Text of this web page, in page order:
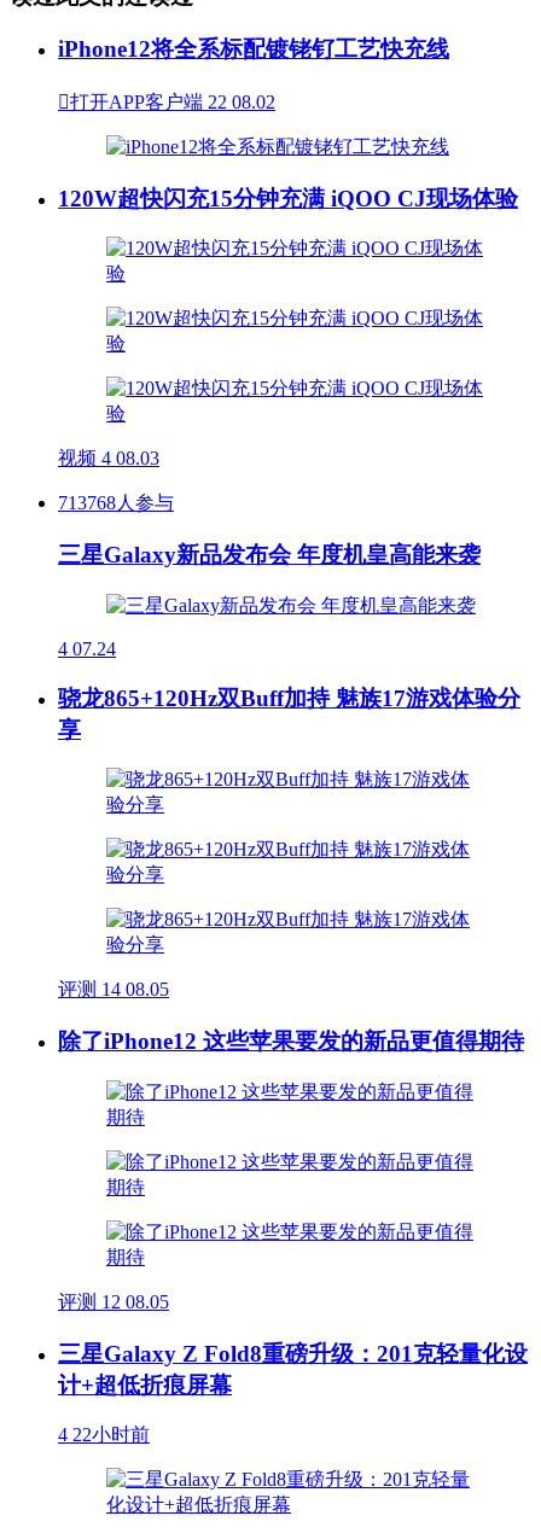
iPhone12将全系标配镀铑钌工艺快充线
打开APP客户端 22 08.02
120W超快闪充15分钟充满 iQOO CJ现场体验
视频 4 08.03
713768人参与
三星Galaxy新品发布会 年度机皇高能来袭
4 07.24
骁龙865+120Hz双Buff加持 魅族17游戏体验分
享
评测 14 08.05
除了iPhone12 这些苹果要发的新品更值得期待
评测 12 08.05
三星Galaxy Z Fold8重磅升级：201克轻量化设
计+超低折痕屏幕
4 22小时前